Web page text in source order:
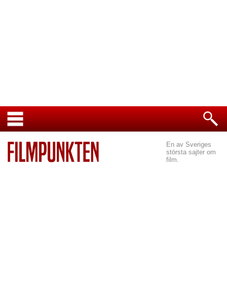
En av Sveriges
största sajter om
film.